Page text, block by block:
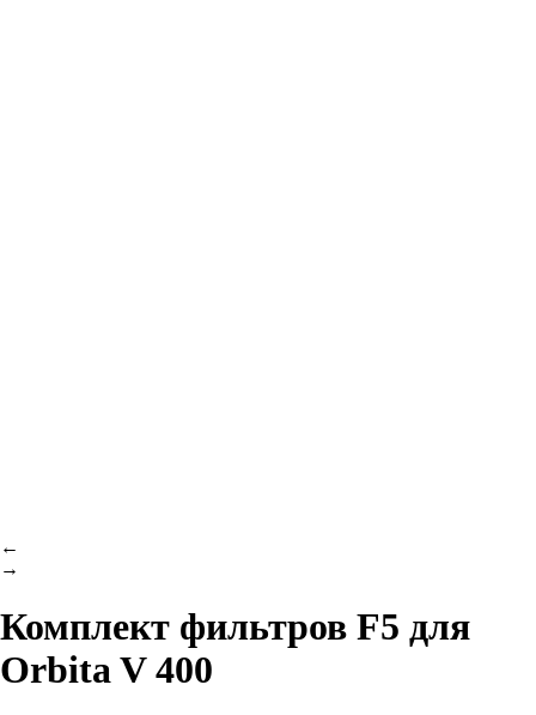
←
→
Комплект фильтров F5 для
Orbita V 400